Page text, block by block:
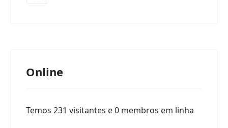
Online
Temos 231 visitantes e 0 membros em linha